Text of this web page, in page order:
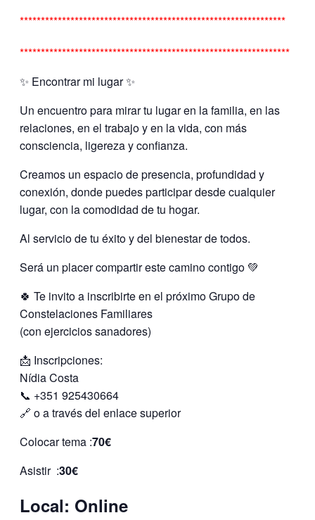
***************************************************************
****************************************************************
✨ Encontrar mi lugar ✨
Un encuentro para mirar tu lugar en la familia, en las
relaciones, en el trabajo y en la vida, con más
consciencia, ligereza y confianza.
Creamos un espacio de presencia, profundidad y
conexión, donde puedes participar desde cualquier
lugar, con la comodidad de tu hogar.
Al servicio de tu éxito y del bienestar de todos.
Será un placer compartir este camino contigo 💚
🍀 Te invito a inscribirte en el próximo Grupo de
Constelaciones Familiares
(con ejercicios sanadores)
📩 Inscripciones:
Nídia Costa
📞 +351 925430664
🔗 o a través del enlace superior
Colocar tema :70€
Asistir :30€
Local: Online